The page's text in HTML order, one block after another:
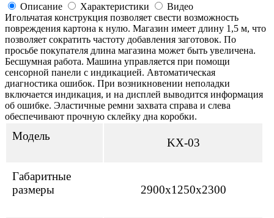
Описание Характеристики
Видео
Игольчатая конструкция позволяет свести возможность
повреждения картона к нулю. Магазин имеет длину 1,5 м, что
позволяет сократить частоту добавления заготовок. По
просьбе покупателя длина магазина может быть увеличена.
Бесшумная работа. Машина управляется при помощи
сенсорной панели с индикацией. Автоматическая
диагностика ошибок. При возникновении неполадки
включается индикация, и на дисплей выводится информация
об ошибке. Эластичные ремни захвата справа и слева
обеспечивают прочную склейку дна коробки.
Модель
KX-03
Габаритные
размеры
2900х1250х2300